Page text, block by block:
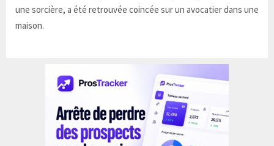
une sorcière, a été retrouvée coincée sur un avocatier dans une
maison.